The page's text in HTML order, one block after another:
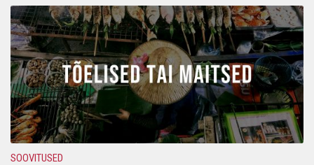
SOOVITUSED